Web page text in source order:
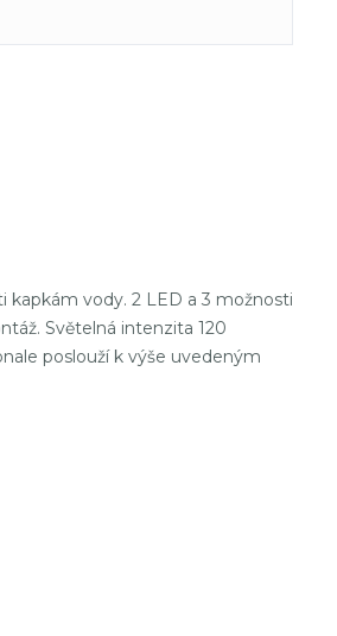
kapkám vody. 2 LED a 3 možnosti
Světelná intenzita 120
poslouží k výše uvedeným